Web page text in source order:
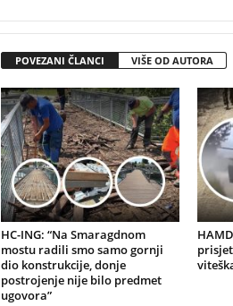
POVEZANI ČLANCI VIŠE OD AUTORA
HC-ING: “Na Smaragdnom
mostu radili smo samo gornji
dio konstrukcije, donje
postrojenje nije bilo predmet
ugovora”